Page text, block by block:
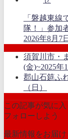
「磐越東線
隊！」参加
2026年8月7日
須賀川市・
(金)~2025年
郡山石筵ふ
（日）
この記事が気に入
フォローしよう
最新情報をお届け